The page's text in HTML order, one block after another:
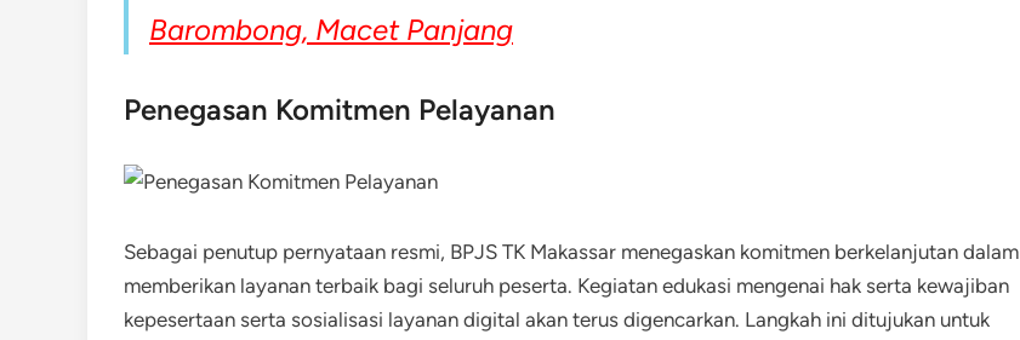
Barombong, Macet Panjang
Penegasan Komitmen Pelayanan
Sebagai penutup pernyataan resmi, BPJS TK Makassar menegaskan komitmen berkelanjutan dalam
memberikan layanan terbaik bagi seluruh peserta. Kegiatan edukasi mengenai hak serta kewajiban
kepesertaan serta sosialisasi layanan digital akan terus digencarkan. Langkah ini ditujukan untuk